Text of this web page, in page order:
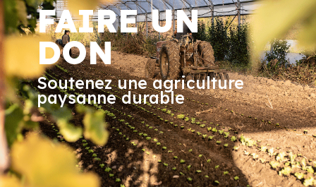
FAIRE UN
DON
Soutenez une agriculture
paysanne durable